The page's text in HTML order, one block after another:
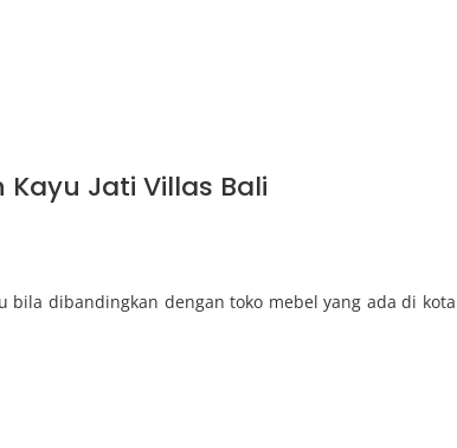
Kayu Jati Villas Bali
bila dibandingkan dengan toko mebel yang ada di kota